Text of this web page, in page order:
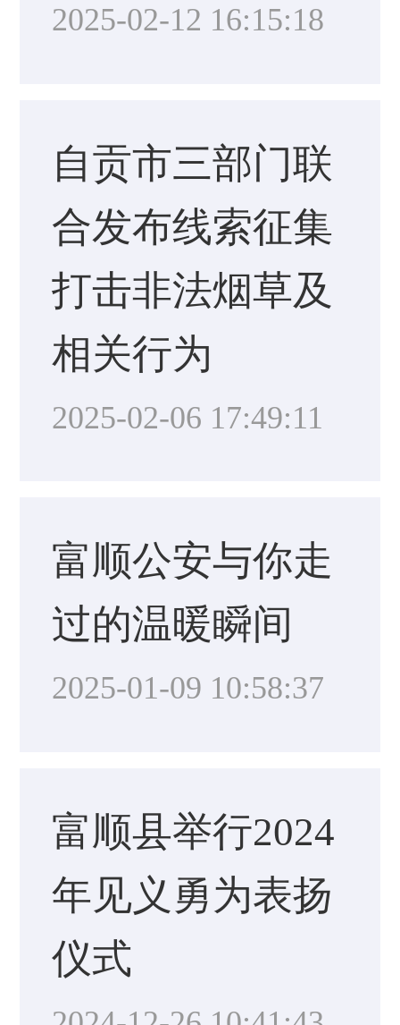
2025-02-12 16:15:18
自贡市三部门联
合发布线索征集
打击非法烟草及
相关行为
2025-02-06 17:49:11
富顺公安与你走
过的温暖瞬间
2025-01-09 10:58:37
富顺县举行2024
年见义勇为表扬
仪式